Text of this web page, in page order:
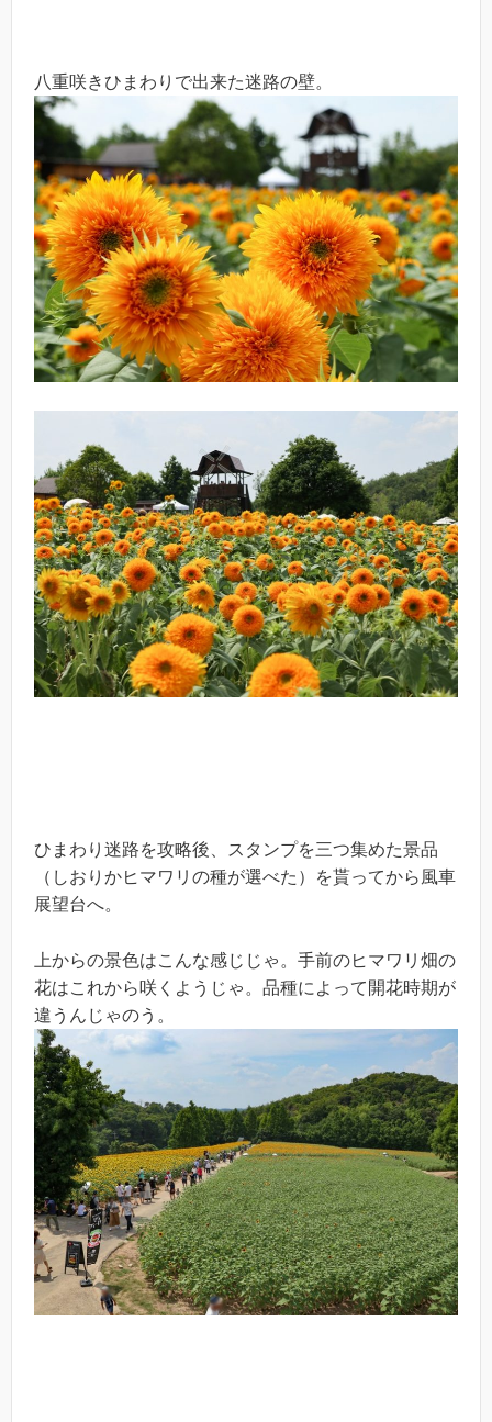
八重咲きひまわりで出来た迷路の壁。
ひまわり迷路を攻略後、スタンプを三つ集めた景品
（しおりかヒマワリの種が選べた）を貰ってから風車
展望台へ。
上からの景色はこんな感じじゃ。手前のヒマワリ畑の
花はこれから咲くようじゃ。品種によって開花時期が
違うんじゃのう。